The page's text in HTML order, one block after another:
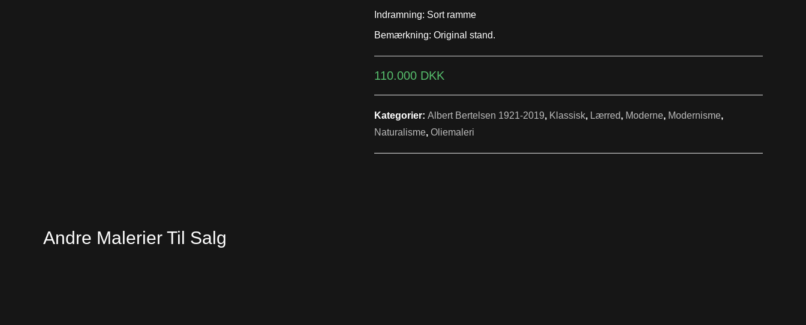
Indramning: Sort ramme
Bemærkning: Original stand.
110.000 DKK
Kategorier: Albert Bertelsen 1921-2019, Klassisk, Lærred, Moderne, Modernisme,
Naturalisme, Oliemaleri
Andre Malerier Til Salg